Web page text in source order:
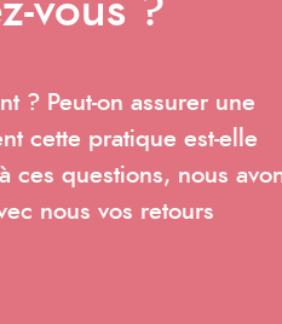
vous ?
? Peut-on assurer une
cette pratique est-elle
ces questions, nous
nous vos retours